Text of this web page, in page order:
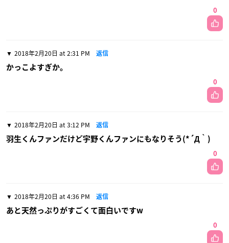
0
2018年2月20日 at 2:31 PM 返信
かっこよすぎか。
0
2018年2月20日 at 3:12 PM 返信
羽生くんファンだけど宇野くんファンにもなりそう(*´Д｀)
0
2018年2月20日 at 4:36 PM 返信
あと天然っぷりがすごくて面白いですw
0